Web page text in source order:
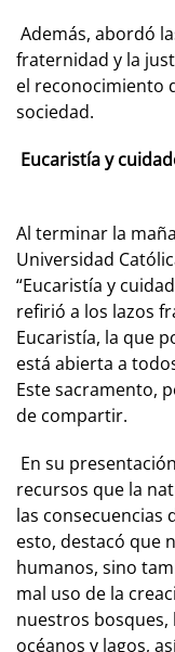
Además, abordó
fraternidad y la
el reconocimiento
sociedad.
Eucaristía y
Al terminar la
Universidad
“Eucaristía y
refirió a los lazos
Eucaristía, la que
está abierta a
Este sacramento,
de compartir.
En su
recursos que la
las consecuencias
esto, destacó que
humanos, sino
mal uso de la
nuestros
océanos y lagos,